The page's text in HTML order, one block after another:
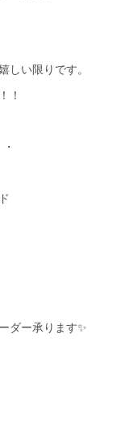
しい限りです。
！
ダー承ります✨